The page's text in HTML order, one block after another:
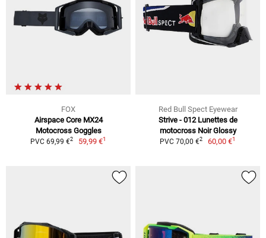
FOX
Airspace Core MX24
Motocross Goggles
PVC 69,99 €2 59,99 €1
Red Bull Spect Eyewear
Strive - 012 Lunettes de
motocross Noir Glossy
PVC 70,00 €2 60,00 €1